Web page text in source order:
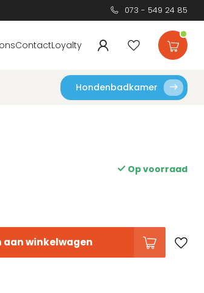
073 - 549 24 85
ContactLoyalty
Hondenbadkamer
Op voorraad
aan winkelwagen